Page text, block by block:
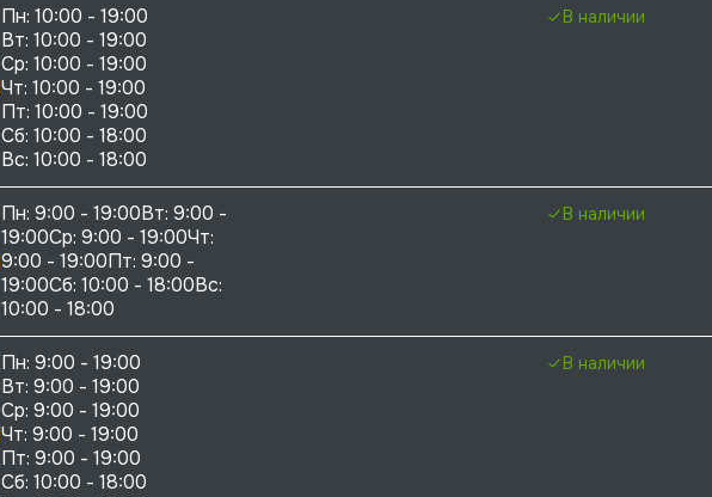
Пн: 10:00 - 19:00
Вт: 10:00 - 19:00
Ср: 10:00 - 19:00
Чт: 10:00 - 19:00
Пт: 10:00 - 19:00
Сб: 10:00 - 18:00
В наличии
Пн: 9:00 - 19:00Вт: 9:00 -
19:00Ср: 9:00 - 19:00Чт:
9:00 - 19:00Пт: 9:00 -
19:00Сб: 10:00 - 18:00Вс:
10:00 - 18:00
В наличии
Пн: 9:00 - 19:00
Вт: 9:00 - 19:00
Ср: 9:00 - 19:00
Чт: 9:00 - 19:00
Пт: 9:00 - 19:00
Сб: 10:00 - 18:00
В наличии